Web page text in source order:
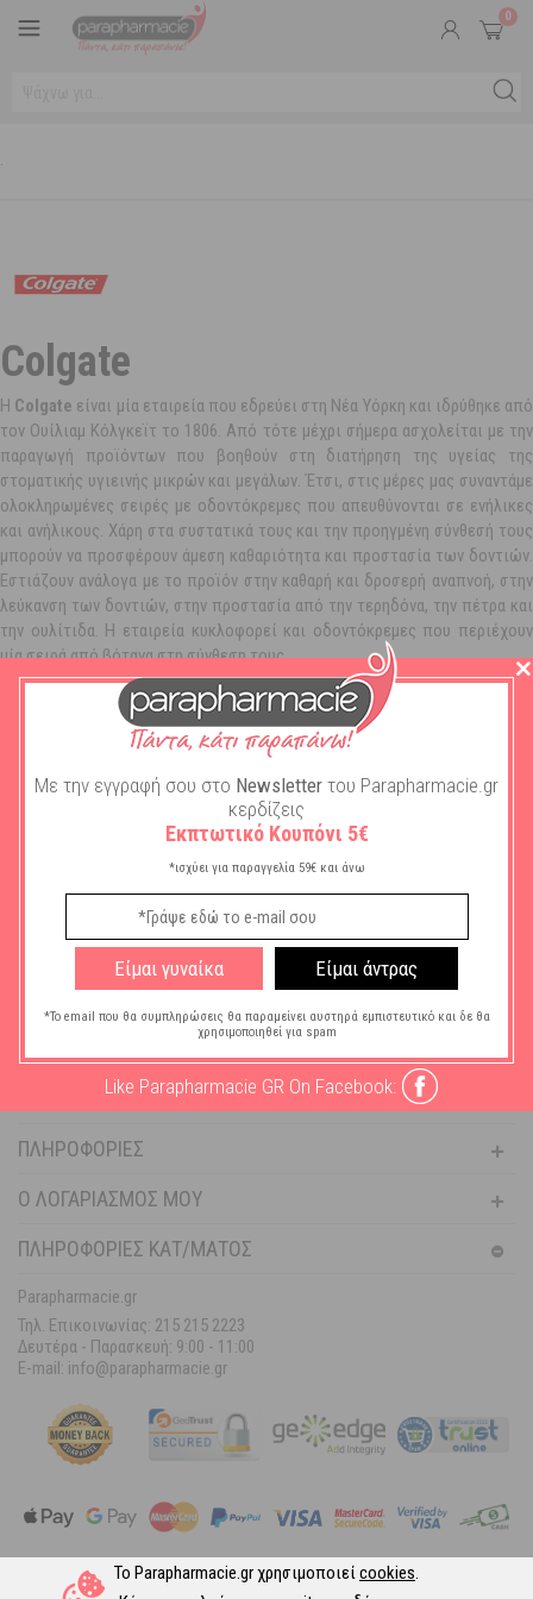
Το Parapharmacie.gr χρησιμοποιείcookies.
0
.
Colgate
Η Colgate είναι μία εταιρεία που εδρεύει στη Νέα Υόρκη και ιδρύθηκε από
τον Ουίλιαμ Κόλγκεϊτ το 1806. Από τότε μέχρι σήμερα ασχολείται με την
παραγωγή προϊόντων που βοηθούν στη διατήρηση της υγείας της
στοματικής υγιεινής μικρών και μεγάλων. Έτσι, στις μέρες μας συναντάμε
ολοκληρωμένες σειρές με οδοντόκρεμες που απευθύνονται σε ενήλικες
και ανήλικους. Χάρη στα συστατικά τους και την προηγμένη σύνθεσή τους
μπορούν να προσφέρουν άμεση καθαριότητα και προστασία των δοντιών.
Εστιάζουν ανάλογα με το προϊόν στην καθαρή και δροσερή αναπνοή, στην
λεύκανση των δοντιών, στην προστασία από την τερηδόνα, την πέτρα και
την ουλίτιδα. Η εταιρεία κυκλοφορεί και οδοντόκρεμες που περιέχουν
μία σειρά από βότανα στη σύνθεση τους.
Το ίδιο μεγάλη είναι η γκάμα και στις οδοντόβουρτσες, όπου συναντάμε
σειρές που απευθύνονται σε παιδιά και σε ενήλικες. Ωστόσο, η εταιρεία
δεν σταμάτησε στην παραγωγή και διάθεση απλών οδοντοβουρτσών, αλλά
ακολουθώντας την τάση της εποχής λάνσαρε στην αγορά και ηλεκτρικές
για μικρούς και μεγάλους. Τα προϊόντα στοματικής υγιεινής
ολοκληρώνονται με τη σειρά των διαλυμάτων.
Δεν υπάρχουν προϊόντα Κάτω από αυτήν την Κατηγορία.
ΠΛΗΡΟΦΟΡΊΕΣ
Ο ΛΟΓΑΡΙΑΣΜΌΣ ΜΟΥ
ΠΛΗΡΟΦΟΡΙΕΣ ΚΑΤ/ΜΑΤΟΣ
Parapharmacie.gr
Τηλ. Επικοινωνίας: 215 215 2223
Δευτέρα - Παρασκευή: 9:00 - 11:00
E-mail: info@parapharmacie.gr
Ακολουθήστε μας στα Social Media
Με την εγγραφή σου στο Newsletter του Parapharmacie.gr
κερδίζεις
Εκπτωτικό Κουπόνι 5€
*ισχύει για παραγγελία 59€ και άνω
Είμαι γυναίκα Είμαι άντρας
*Το email που θα συμπληρώσεις θα παραμείνει αυστηρά εμπιστευτικό και δε θα
χρησιμοποιηθεί για spam
Like Parapharmacie GR On Facebook: